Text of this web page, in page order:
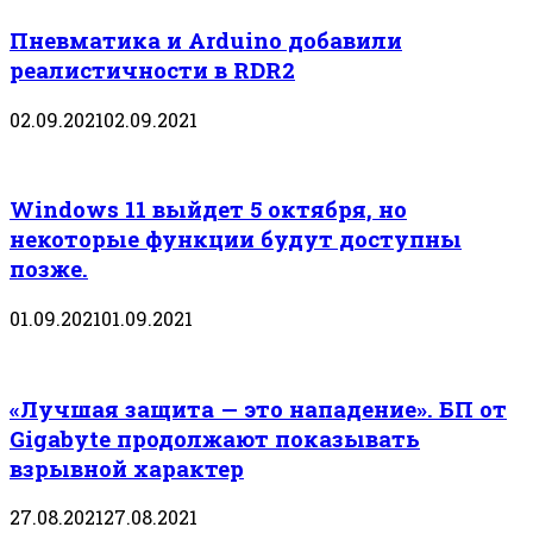
Пневматика и Arduino добавили
реалистичности в RDR2
02.09.202102.09.2021
Windows 11 выйдет 5 октября, но
некоторые функции будут доступны
позже.
01.09.202101.09.2021
«Лучшая защита — это нападение». БП от
Gigabyte продолжают показывать
взрывной характер
27.08.202127.08.2021